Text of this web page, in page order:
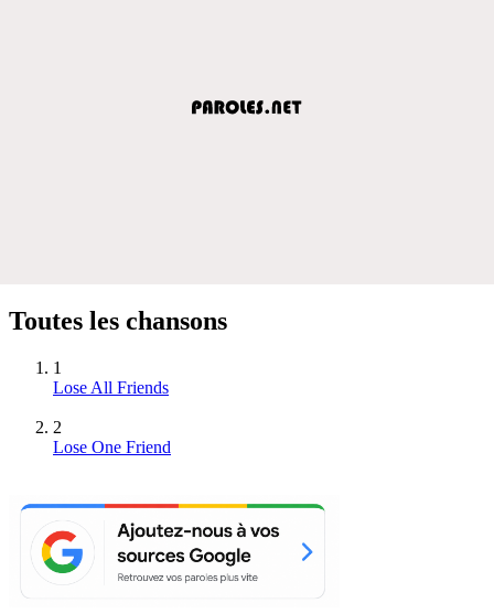
Toutes les chansons
1
Lose All Friends
2
Lose One Friend